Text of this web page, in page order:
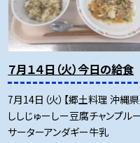
７月１４日（火）今日の給食
7月14日（火）【郷土料理 沖縄県
ししじゅーしー豆腐チャンプル
サーターアンダギー牛乳